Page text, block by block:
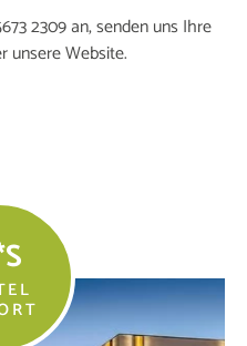
2309 an, senden uns Ihre
unsere Website.